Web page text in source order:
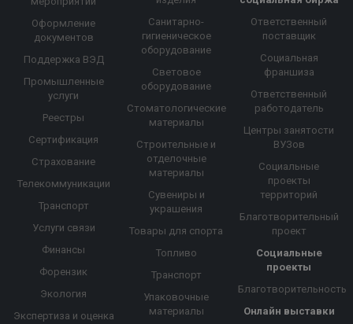
Оформление
документов
Поддержка ВЭД
Промышленные
услуги
Реестры
Сертификация
Страхование
Телекоммуникации
Транспорт
Услуги связи
Финансы
Форензик
Экология
Экспертиза и оценка
Санитарно-
гигиеническое
оборудование
Световое
оборудование
Стоматологические
материалы
Строительные и
отделочные
материалы
Сувениры и
украшения
Товары для спорта
Топливо
Транспорт
Упаковочные
материалы
Ответственный
поставщик
Социальная
франшиза
Ответственный
работодатель
Центры занятости
ВУЗов
Социальные
проекты
территорий
Благотворительный
проект
Социальные
проекты
Благотворительность
Онлайн выставки